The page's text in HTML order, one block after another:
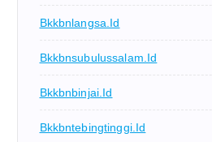
Bkkbnlangsa.id
Bkkbnsubulussalam.id
Bkkbnbinjai.id
Bkkbntebingtinggi.id